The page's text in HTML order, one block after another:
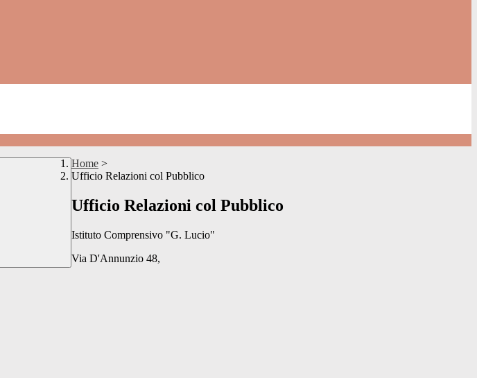
Home >
Ufficio Relazioni col Pubblico
Ufficio Relazioni col Pubblico
Istituto Comprensivo "G. Lucio"
Via D'Annunzio 48,